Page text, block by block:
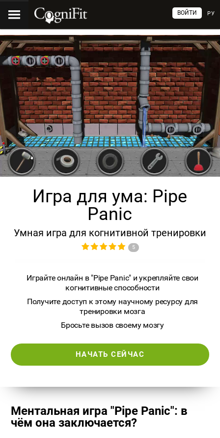
РУ
ВОЙТИ
Игра для ума: Pipe
Panic
Умная игра для когнитивной тренировки
5
Играйте онлайн в "Pipe Panic" и укрепляйте свои
когнитивные способности
Получите доступ к этому научному ресурсу для
тренировки мозга
Бросьте вызов своему мозгу
НАЧАТЬ СЕЙЧАС
Ментальная игра "Pipe Panic": в
чём она заключается?